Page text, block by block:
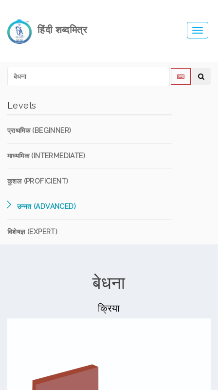
हिंदी शब्दमित्र
Levels
प्राथमिक (BEGINNER)
माध्यमिक (INTERMEDIATE)
कुशल (PROFICIENT)
उन्नत (ADVANCED)
विशेषज्ञ (EXPERT)
बेधना
क्रिया